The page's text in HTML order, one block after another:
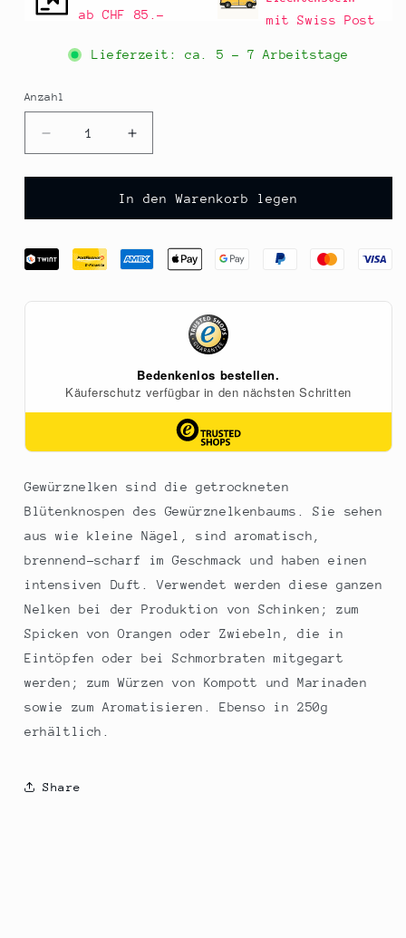
ab CHF 85.– mit Swiss Post
Lieferzeit: ca. 5 - 7 Arbeitstage
Anzahl
Anzahl
Verringere
die
Menge
Gewürznelken,
1
kg
Erhöhe
die
Menge
für
Gewürznelken,
1
kg
In den Warenkorb legen
Gewürznelken sind die getrockneten
Blütenknospen des Gewürznelkenbaums. Sie sehen
aus wie kleine Nägel, sind aromatisch,
brennend-scharf im Geschmack und haben einen
intensiven Duft. Verwendet werden diese ganzen
Nelken bei der Produktion von Schinken; zum
Spicken von Orangen oder Zwiebeln, die in
Eintöpfen oder bei Schmorbraten mitgegart
werden; zum Würzen von Kompott und Marinaden
sowie zum Aromatisieren. Ebenso in 250g
erhältlich.
Share